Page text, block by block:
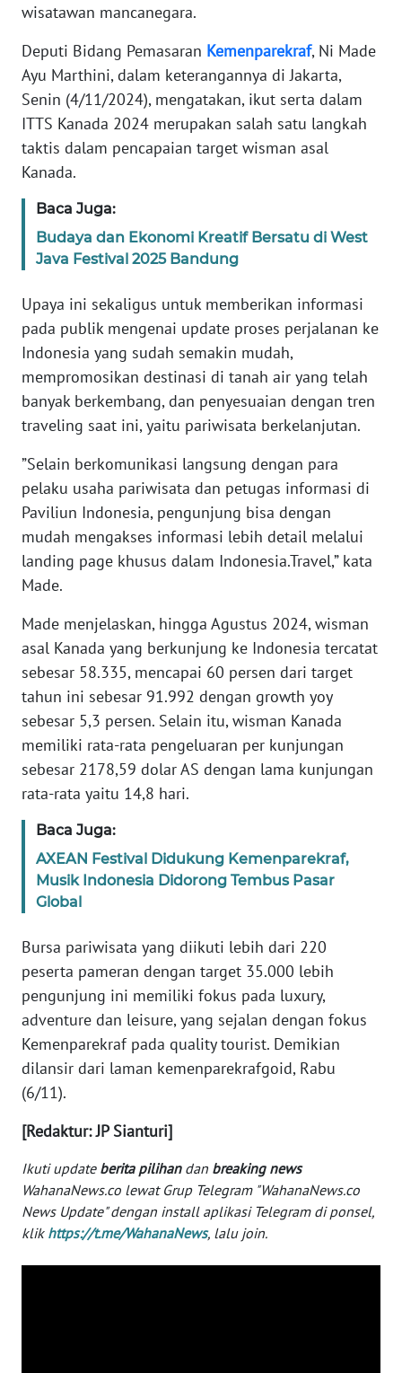
wisatawan mancanegara.
Deputi Bidang Pemasaran Kemenparekraf, Ni Made
Ayu Marthini, dalam keterangannya di Jakarta,
Senin (4/11/2024), mengatakan, ikut serta dalam
ITTS Kanada 2024 merupakan salah satu langkah
taktis dalam pencapaian target wisman asal
Kanada.
Baca Juga:
Budaya dan Ekonomi Kreatif Bersatu di West
Java Festival 2025 Bandung
Upaya ini sekaligus untuk memberikan informasi
pada publik mengenai update proses perjalanan ke
Indonesia yang sudah semakin mudah,
mempromosikan destinasi di tanah air yang telah
banyak berkembang, dan penyesuaian dengan tren
traveling saat ini, yaitu pariwisata berkelanjutan.
”Selain berkomunikasi langsung dengan para
pelaku usaha pariwisata dan petugas informasi di
Paviliun Indonesia, pengunjung bisa dengan
mudah mengakses informasi lebih detail melalui
landing page khusus dalam Indonesia.Travel,” kata
Made.
Made menjelaskan, hingga Agustus 2024, wisman
asal Kanada yang berkunjung ke Indonesia tercatat
sebesar 58.335, mencapai 60 persen dari target
tahun ini sebesar 91.992 dengan growth yoy
sebesar 5,3 persen. Selain itu, wisman Kanada
memiliki rata-rata pengeluaran per kunjungan
sebesar 2178,59 dolar AS dengan lama kunjungan
rata-rata yaitu 14,8 hari.
Baca Juga:
AXEAN Festival Didukung Kemenparekraf,
Musik Indonesia Didorong Tembus Pasar
Global
Bursa pariwisata yang diikuti lebih dari 220
peserta pameran dengan target 35.000 lebih
pengunjung ini memiliki fokus pada luxury,
adventure dan leisure, yang sejalan dengan fokus
Kemenparekraf pada quality tourist. Demikian
dilansir dari laman kemenparekrafgoid, Rabu
(6/11).
[Redaktur: JP Sianturi]
Ikuti update berita pilihandan breaking news
WahanaNews.co lewat Grup Telegram "WahanaNews.co
News Update" dengan install aplikasi Telegram di ponsel,
klik https://t.me/WahanaNews, lalu join.
TENTANG
PEDOMAN
MEDIA
KARIR
DISCLAIMER
Wahana
Regional
WN
SUMUT
JAKARTA
WN
JABAR
WN
WN
NTT
WN
PAPUA
WN
PAPUA
BARAT
RIAU
WN
SERAMBI
WN
JAMBI
WN
WN
NTB
WN